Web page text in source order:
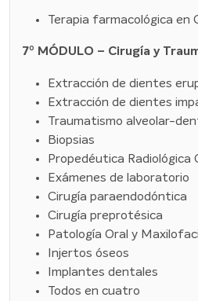
Terapia farmacológica en
7º MÓDULO – Cirugía y
Extracción de dientes
Extracción de dientes
Traumatismo alveolar-
Biopsias
Propedéutica Radiológica
Exámenes de laboratorio
Cirugía paraendodóntica
Cirugía preprotésica
Patología Oral y
Injertos óseos
Implantes dentales
Todos en cuatro